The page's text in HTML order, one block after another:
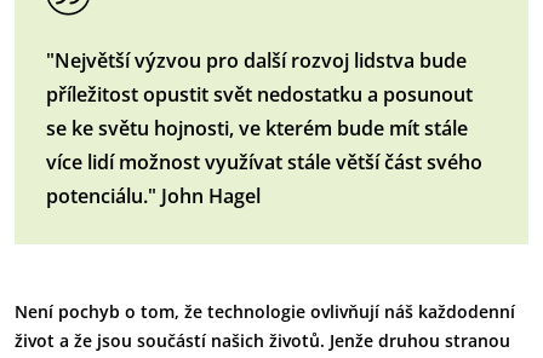
"Největší výzvou pro další rozvoj lidstva bude
příležitost opustit svět nedostatku a posunout
se ke světu hojnosti, ve kterém bude mít stále
více lidí možnost využívat stále větší část svého
potenciálu." John Hagel
Není pochyb o tom, že technologie ovlivňují náš každodenní
život a že jsou součástí našich životů. Jenže druhou stranou